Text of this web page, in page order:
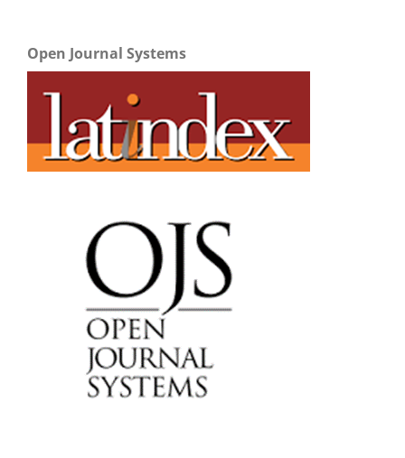
Open Journal Systems